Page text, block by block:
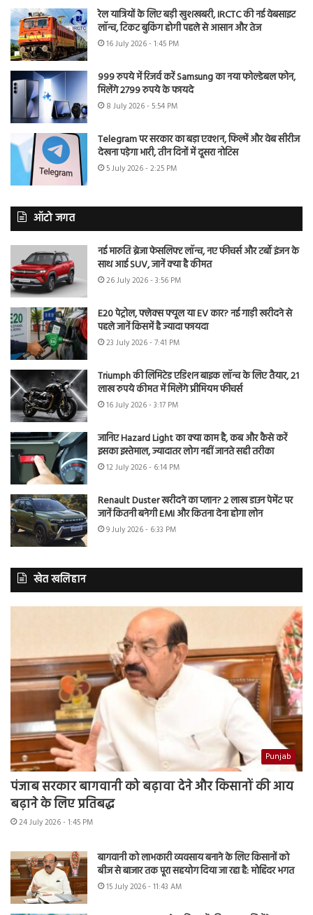
रेल यात्रियों के लिए बड़ी खुशखबरी, IRCTC की नई वेबसाइट
लॉन्च, टिकट बुकिंग होगी पहले से आसान और तेज
16 July 2026 - 1:45 PM
999 रुपये में रिजर्व करें Samsung का नया फोल्डेबल फोन,
मिलेंगे 2799 रुपये के फायदे
8 July 2026 - 5:54 PM
Telegram पर सरकार का बड़ा एक्शन, फिल्में और वेब सीरीज
देखना पड़ेगा भारी, तीन दिनों में दूसरा नोटिस
5 July 2026 - 2:25 PM
ऑटो जगत
नई मारुति ब्रेजा फेसलिफ्ट लॉन्च, नए फीचर्स और टर्बो इंजन के
साथ आई SUV, जानें क्या है कीमत
26 July 2026 - 3:56 PM
E20 पेट्रोल, फ्लेक्स फ्यूल या EV कार? नई गाड़ी खरीदने से
पहले जानें किसमें है ज्यादा फायदा
23 July 2026 - 7:41 PM
Triumph की लिमिटेड एडिशन बाइक लॉन्च के लिए तैयार, 21
लाख रुपये कीमत में मिलेंगे प्रीमियम फीचर्स
16 July 2026 - 3:17 PM
जानिए Hazard Light का क्या काम है, कब और कैसे करें
इसका इस्तेमाल, ज्यादातर लोग नहीं जानते सही तरीका
12 July 2026 - 6:14 PM
Renault Duster खरीदने का प्लान? 2 लाख डाउन पेमेंट पर
जानें कितनी बनेगी EMI और कितना देना होगा लोन
9 July 2026 - 6:33 PM
खेत खलिहान
Punjab
पंजाब सरकार बागवानी को बढ़ावा देने और किसानों की आय
बढ़ाने के लिए प्रतिबद्ध
24 July 2026 - 1:45 PM
बागवानी को लाभकारी व्यवसाय बनाने के लिए किसानों को
बीज से बाजार तक पूरा सहयोग दिया जा रहा है: मोहिंदर भगत
15 July 2026 - 11:43 AM